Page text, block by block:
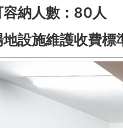
容納人數：80人
地設施維護收費